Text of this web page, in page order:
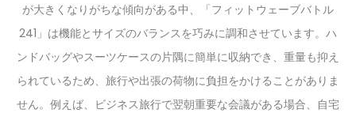
が大きくなりがちな傾向がある中、「フィットウェーブバトル
241」は機能とサイズのバランスを巧みに調和させています。ハ
ンドバッグやスーツケースの片隅に簡単に収納でき、重量も抑え
られているため、旅行や出張の荷物に負担をかけることがありま
せん。例えば、ビジネス旅行で翌朝重要な会議がある場合、自宅